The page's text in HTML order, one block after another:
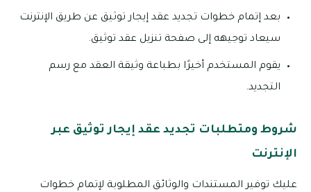
بعد إتمام خطوات تجديد عقد إيجار توثيق عن طريق الإنترنت
سيعاد توجيهه إلى صفحة تنزيل عقد توثيق.
يقوم المستخدم أخيرًا بطباعة وثيقة العقد مع رسم
التجديد.
شروط ومتطلبات تجديد عقد إيجار توثيق عبر
الإنترنت
عليك توفير المستندات والوثائق المطلوبة لإتمام خطوات